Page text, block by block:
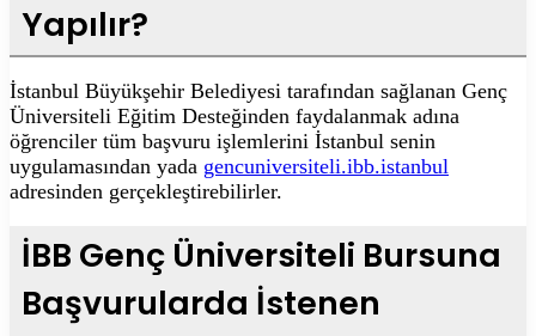
Yapılır?
İstanbul Büyükşehir Belediyesi tarafından sağlanan Genç
Üniversiteli Eğitim Desteğinden faydalanmak adına
öğrenciler tüm başvuru işlemlerini İstanbul senin
uygulamasından yada gencuniversiteli.ibb.istanbul
adresinden gerçekleştirebilirler.
İBB Genç Üniversiteli Bursuna
Başvurularda İstenen